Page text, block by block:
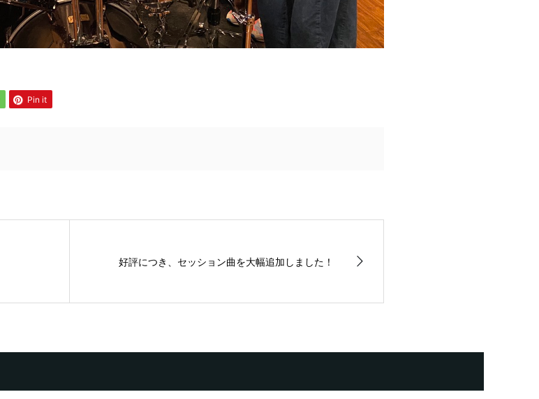
Pin it
好評につき、セッション曲を大幅追加しました！